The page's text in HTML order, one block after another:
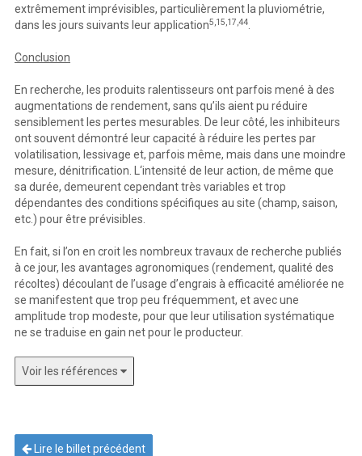
extrêmement imprévisibles, particulièrement la pluviométrie,
dans les jours suivants leur application5,15,17,44
Conclusion
En recherche, les produits ralentisseurs ont parfois mené à des
augmentations de rendement, sans qu’ils aient pu réduire
sensiblement les pertes mesurables. De leur côté, les inhibiteurs
ont souvent démontré leur capacité à réduire les pertes par
volatilisation, lessivage et, parfois même, mais dans une moindre
mesure, dénitrification. L‘intensité de leur action, de même que
sa durée, demeurent cependant très variables et trop
dépendantes des conditions spécifiques au site (champ, saison,
etc.) pour être prévisibles.
En fait, si l’on en croit les nombreux travaux de recherche publiés
à ce jour, les avantages agronomiques (rendement, qualité des
récoltes) découlant de l’usage d’engrais à efficacité améliorée ne
se manifestent que trop peu fréquemment, et avec une
amplitude trop modeste, pour que leur utilisation systématique
ne se traduise en gain net pour le producteur.
Voir les références
Lire le billet précédent